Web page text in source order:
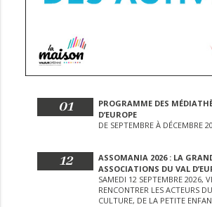
01
PROGRAMME DES
D’EUROPE
DE SEPTEMBRE À DÉCEMBRE
12
ASSOMANIA 2026 : LA
ASSOCIATIONS DU VAL
SAMEDI 12 SEPTEMBRE 2026,
RENCONTRER LES ACTEURS
CULTURE, DE LA PETITE